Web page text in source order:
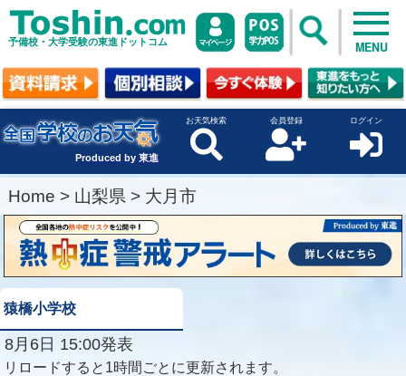
予備校・大学受験の東進ドットコム MENU
Produced by 東進
お天気検索 会員登録 ログイン
Home > 山梨県 > 大月市
猿橋小学校
8月6日 15:00発表
リロードすると1時間ごとに更新されます。